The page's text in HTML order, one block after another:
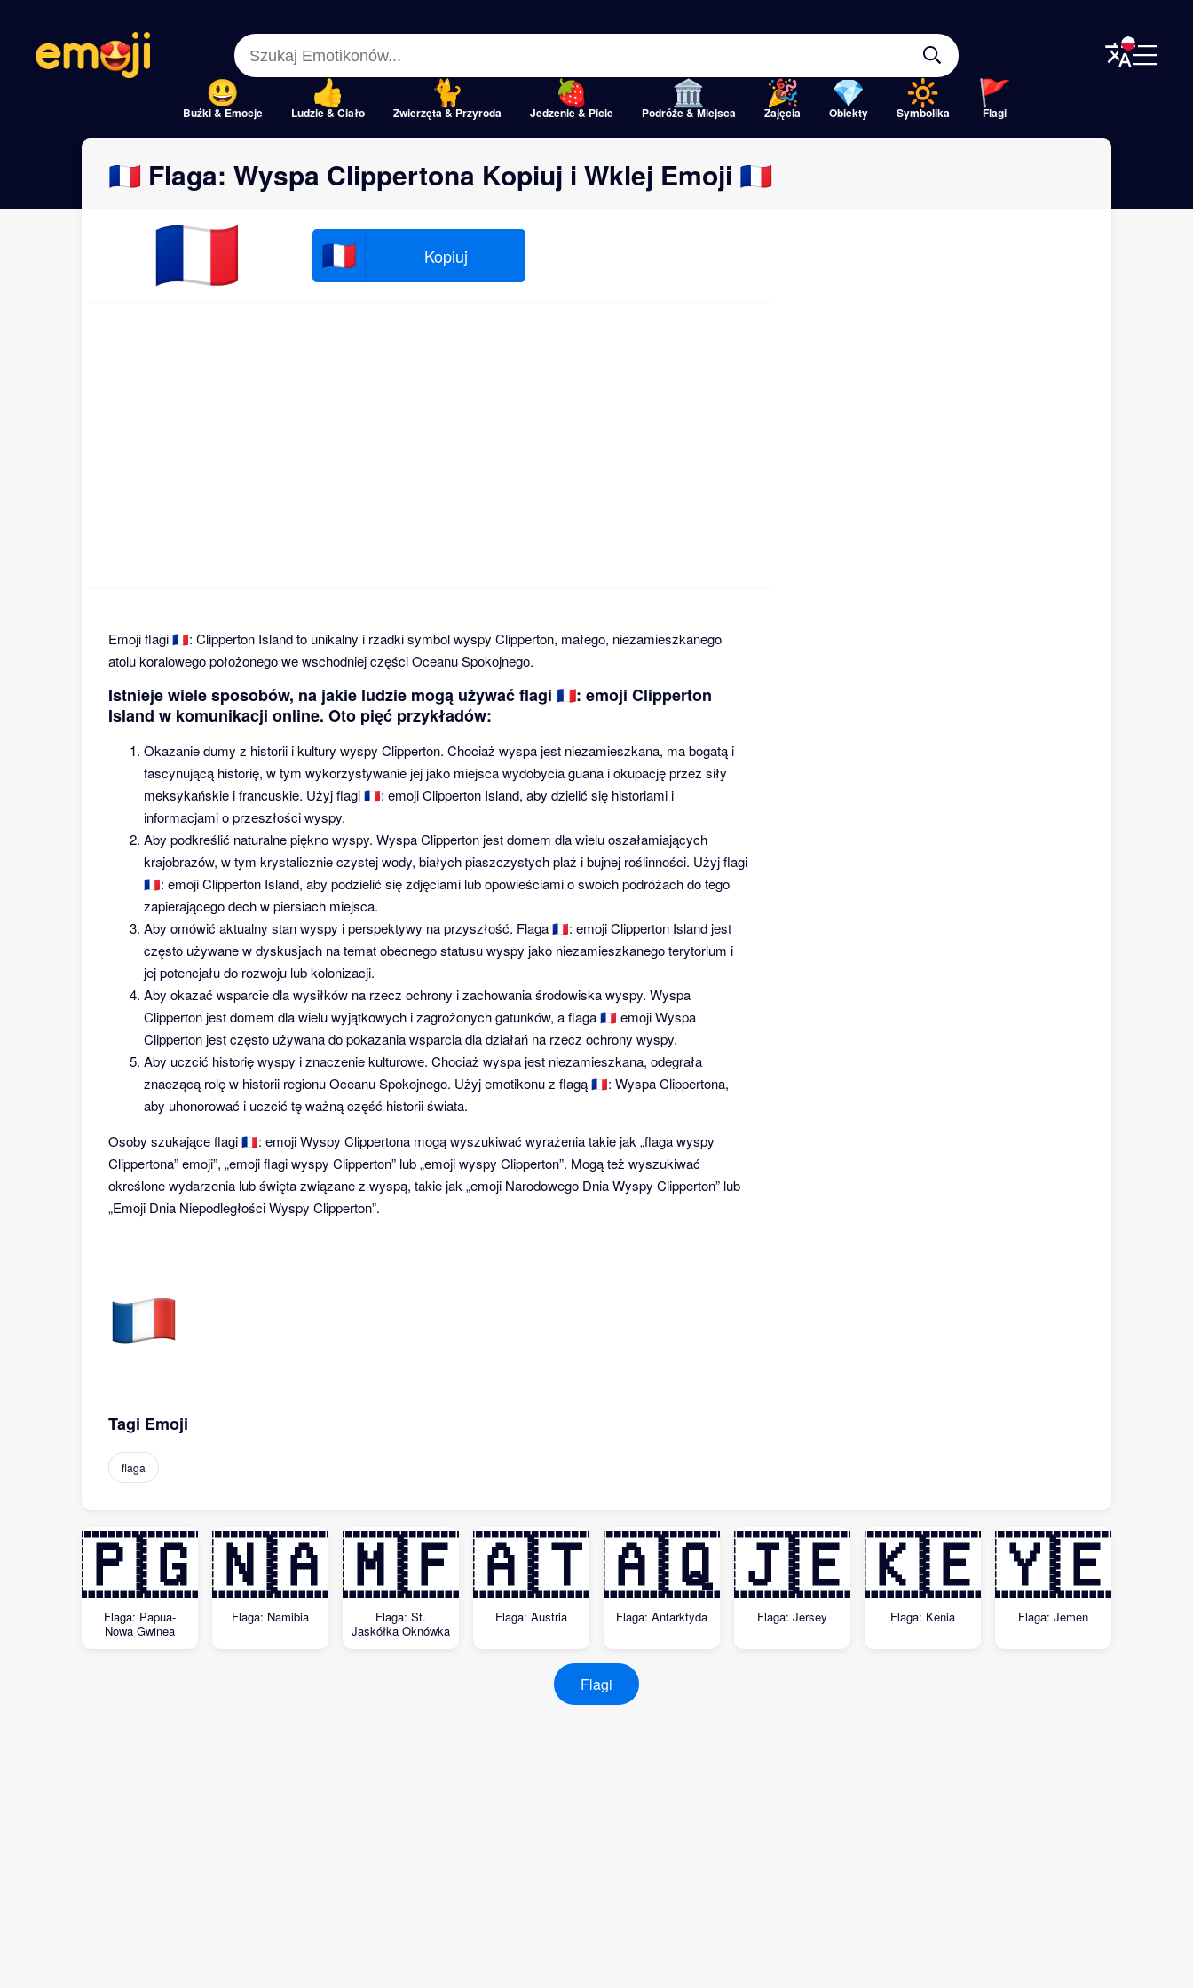
Buźki & Emocje Ludzie & Ciało Zwierzęta & Przyroda Jedzenie & Picie Podróże & Miejsca Zajęcia Obiekty Symbolika Flagi
Close
Close
🇨🇵 Flaga: Wyspa Clippertona Kopiuj i Wklej Emoji 🇨🇵
🇨🇵 🇨🇵 Kopiuj
Emoji flagi 🇨🇵: Clipperton Island to unikalny i rzadki symbol wyspy Clipperton, małego, niezamieszkanego
atolu koralowego położonego we wschodniej części Oceanu Spokojnego.
Istnieje wiele sposobów, na jakie ludzie mogą używać flagi 🇨🇵: emoji Clipperton
Island w komunikacji online. Oto pięć przykładów:
Okazanie dumy z historii i kultury wyspy Clipperton. Chociaż wyspa jest niezamieszkana, ma bogatą i
fascynującą historię, w tym wykorzystywanie jej jako miejsca wydobycia guana i okupację przez siły
meksykańskie i francuskie. Użyj flagi 🇨🇵: emoji Clipperton Island, aby dzielić się historiami i
informacjami o przeszłości wyspy.
Aby podkreślić naturalne piękno wyspy. Wyspa Clipperton jest domem dla wielu oszałamiających
krajobrazów, w tym krystalicznie czystej wody, białych piaszczystych plaż i bujnej roślinności. Użyj flagi
🇨🇵: emoji Clipperton Island, aby podzielić się zdjęciami lub opowieściami o swoich podróżach do tego
zapierającego dech w piersiach miejsca.
Aby omówić aktualny stan wyspy i perspektywy na przyszłość. Flaga 🇨🇵: emoji Clipperton Island jest
często używane w dyskusjach na temat obecnego statusu wyspy jako niezamieszkanego terytorium i
jej potencjału do rozwoju lub kolonizacji.
Aby okazać wsparcie dla wysiłków na rzecz ochrony i zachowania środowiska wyspy. Wyspa
Clipperton jest domem dla wielu wyjątkowych i zagrożonych gatunków, a flaga 🇨🇵 emoji Wyspa
Clipperton jest często używana do pokazania wsparcia dla działań na rzecz ochrony wyspy.
Aby uczcić historię wyspy i znaczenie kulturowe. Chociaż wyspa jest niezamieszkana, odegrała
znaczącą rolę w historii regionu Oceanu Spokojnego. Użyj emotikonu z flagą 🇨🇵: Wyspa Clippertona,
aby uhonorować i uczcić tę ważną część historii świata.
Osoby szukające flagi 🇨🇵: emoji Wyspy Clippertona mogą wyszukiwać wyrażenia takie jak „flaga wyspy
Clippertona” emoji”, „emoji flagi wyspy Clipperton” lub „emoji wyspy Clipperton”. Mogą też wyszukiwać
określone wydarzenia lub święta związane z wyspą, takie jak „emoji Narodowego Dnia Wyspy Clipperton” lub
„Emoji Dnia Niepodległości Wyspy Clipperton”.
Tagi Emoji
flaga
🇵🇬
Flaga: Papua-
Nowa Gwinea
🇳🇦
Flaga: Namibia
🇲🇫
Flaga: St.
Jaskółka Oknówka
🇦🇹
Flaga: Austria
🇦🇶
Flaga: Antarktyda
🇯🇪
Flaga: Jersey
🇰🇪
Flaga: Kenia
🇾🇪
Flaga: Jemen
Flagi